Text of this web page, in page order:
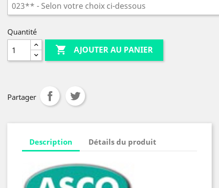
Quantité
 AJOUTER AU PANIER
Partager
Description Détails du produit